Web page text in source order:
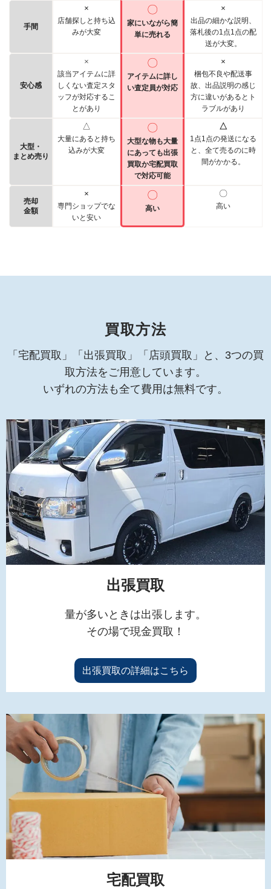
手間
×
店舗探しと持ち込
みが大変
〇
家にいながら簡
単に売れる
×
出品の細かな説明、
落札後の1点1点の配
送が大変。
安心感
×
該当アイテムに詳
しくない査定スタ
ッフが対応するこ
とがあり
〇
アイテムに詳し
い査定員が対応
×
梱包不良や配送事
故、出品説明の感じ
方に違いがあるとト
ラブルがあり
大型・
まとめ売り
△
大量にあると持ち
込みが大変
〇
大型な物も大量
にあっても出張
買取か宅配買取
で対応可能
△
1点1点の発送になる
と、全て売るのに時
間がかかる。
売却
金額
×
専門ショップでな
いと安い
〇
高い
〇
高い
買取方法
「宅配買取」「出張買取」「店頭買取」と、3つの買
取方法をご用意しています。
いずれの方法も全て費用は無料です。
出張買取
量が多いときは出張します。
その場で現金買取！
出張買取の詳細はこちら
宅配買取